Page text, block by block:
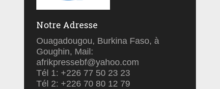
Notre Adresse
Ouagadougou, Burkina Faso, à
Goughin, Mail:
afrikpressebf@yahoo.com
Tél 1: +226 77 50 23 23
Tél 2: +226 70 80 12 79